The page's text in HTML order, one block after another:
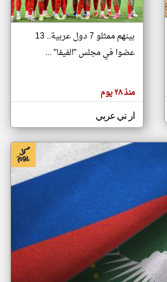
تغيير الدولة
اخبار جزر القمر على مدار الساعة
أهم اخبار جزر القمر العاجلة والمباشرة
بينهم ممثلو 7 دول عربية.. 13
عضوا في مجلس "الفيفا" ...
منذ ٢٨ يوم
ار تي عربي
klyoum.com